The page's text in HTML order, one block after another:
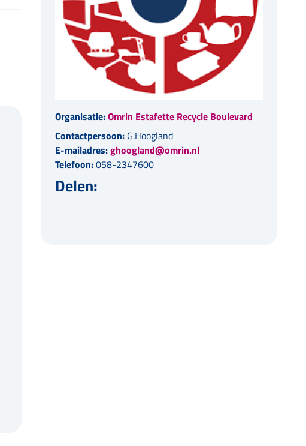
Organisatie:Omrin Estafette Recycle Boulevard
Contactpersoon: G.Hoogland
E-mailadres:ghoogland@omrin.nl
Telefoon:058-2347600
Delen: